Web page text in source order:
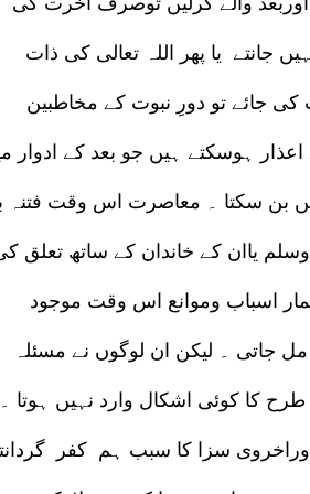
جانتے یا پھر اللہ تعالی کی ذات
جائے تو دورِ نبوت کے مخاطبین
ہوسکتے ہیں جو بعد کے ادوار
بن سکتا ۔ معاصرت اس وقت فتنہ
یاان کے خاندان کے ساتھ تعلق
اسباب وموانع اس وقت موجود
جاتی ۔ لیکن ان لوگوں نے مسئلہ
کا کوئی اشکال وارد نہیں ہوتا ۔
سزا کا سبب ہم کفر